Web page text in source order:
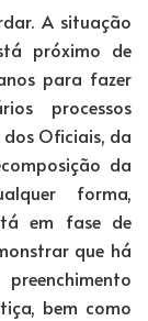
A situação
próximo de
para fazer
processos
Oficiais, da
da
forma,
em fase de
que há
bem como